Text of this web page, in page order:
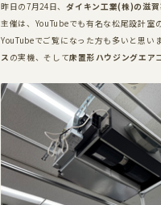
昨日の7月24日、ダイキン工業(株)の滋
主催は、 YouTubeでも有名な松尾設計室
YouTubeでご覧になった方も多いと思い
ス の実機、そして床置形ハウジングエア